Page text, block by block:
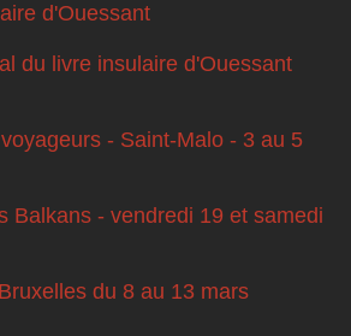
d'Ouessant
du livre insulaire d'Ouessant
- Saint-Malo - 3 au 5
Balkans - vendredi 19 et samedi
du 8 au 13 mars